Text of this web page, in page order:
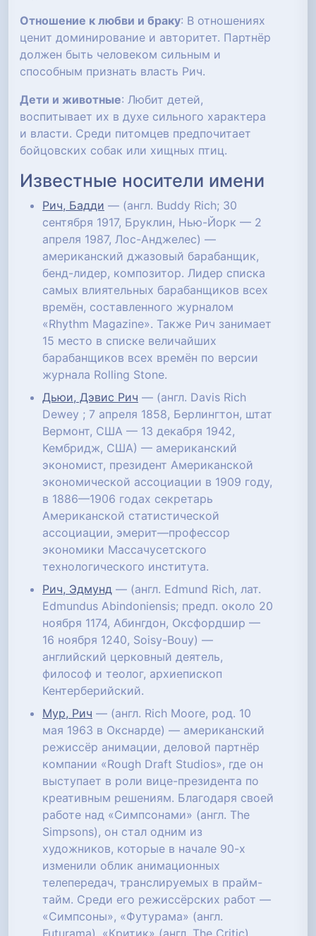
Отношение к любви и браку: В отношениях
ценит доминирование и авторитет. Партнёр
должен быть человеком сильным и
способным признать власть Рич.
Дети и животные: Любит детей,
воспитывает их в духе сильного характера
и власти. Среди питомцев предпочитает
бойцовских собак или хищных птиц.
Известные носители имени
Рич, Бадди — (англ. Buddy Rich; 30
сентября 1917, Бруклин, Нью-Йорк — 2
апреля 1987, Лос-Анджелес) —
американский джазовый барабанщик,
бенд-лидер, композитор. Лидер списка
самых влиятельных барабанщиков всех
времён, составленного журналом
«Rhythm Magazine». Также Рич занимает
15 место в списке величайших
барабанщиков всех времён по версии
журнала Rolling Stone.
Дьюи, Дэвис Рич — (англ. Davis Rich
Dewey ; 7 апреля 1858, Берлингтон, штат
Вермонт, США — 13 декабря 1942,
Кембридж, США) — американский
экономист, президент Американской
экономической ассоциации в 1909 году,
в 1886—1906 годах секретарь
Американской статистической
ассоциации, эмерит—профессор
экономики Массачусетского
технологического института.
Рич, Эдмунд — (англ. Edmund Rich, лат.
Edmundus Abindoniensis; предп. около 20
ноября 1174, Абингдон, Оксфордшир —
16 ноября 1240, Soisy-Bouy) —
английский церковный деятель,
философ и теолог, архиепископ
Кентерберийский.
Мур, Рич — (англ. Rich Moore, род. 10
мая 1963 в Окснарде) — американский
режиссёр анимации, деловой партнёр
компании «Rough Draft Studios», где он
выступает в роли вице-президента по
креативным решениям. Благодаря своей
работе над «Симпсонами» (англ. The
Simpsons), он стал одним из
художников, которые в начале 90-х
изменили облик анимационных
телепередач, транслируемых в прайм-
тайм. Среди его режиссёрских работ —
«Симпсоны», «Футурама» (англ.
Futurama), «Критик» (англ. The Critic),